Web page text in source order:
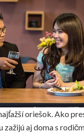
oriešok. Ako
zažijú aj doma s